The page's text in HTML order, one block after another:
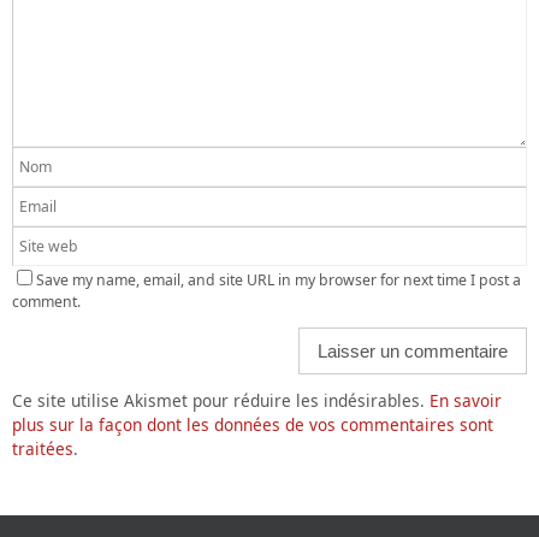
Save my name, email, and site URL in my browser for next time I post a
comment.
Ce site utilise Akismet pour réduire les indésirables. En savoir
plus sur la façon dont les données de vos commentaires sont
traitées.